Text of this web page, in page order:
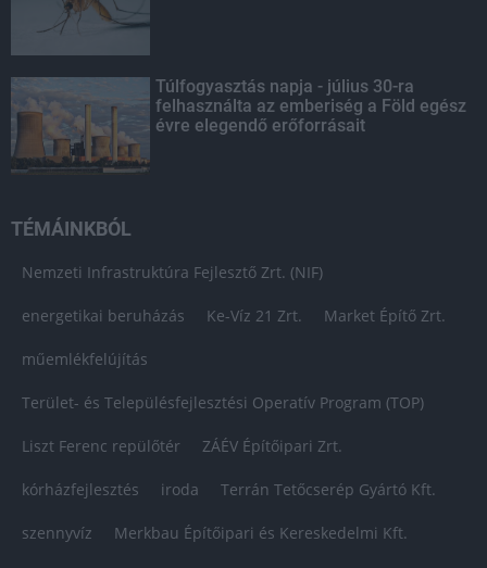
Túlfogyasztás napja - július 30-ra
felhasználta az emberiség a Föld egész
évre elegendő erőforrásait
TÉMÁINKBÓL
Nemzeti Infrastruktúra Fejlesztő Zrt. (NIF)
energetikai beruházás Ke-Víz 21 Zrt. Market Építő Zrt.
műemlékfelújítás
Terület- és Településfejlesztési Operatív Program (TOP)
Liszt Ferenc repülőtér ZÁÉV Építőipari Zrt.
kórházfejlesztés iroda Terrán Tetőcserép Gyártó Kft.
szennyvíz Merkbau Építőipari és Kereskedelmi Kft.